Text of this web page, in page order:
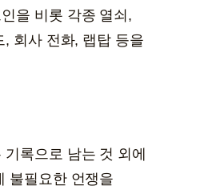
을 비롯 각종 열쇠,
, 회사 전화, 랩탑 등을
기록으로 남는 것 외에
불필요한 언쟁을